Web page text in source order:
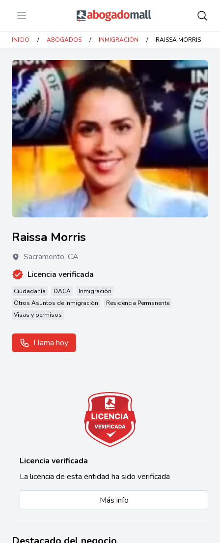
Open menu Abogadomall
INICIO / ABOGADOS / INMIGRACIÓN / RAISSA MORRIS
Raissa Morris
Sacramento, CA
Licencia verificada
Ciudadanía DACA
Inmigración
Otros Asuntos de Inmigración
Residencia Permanente
Visas y permisos
Llama hoy
Licencia verificada
La licencia de esta entidad ha sido verificada
Más info